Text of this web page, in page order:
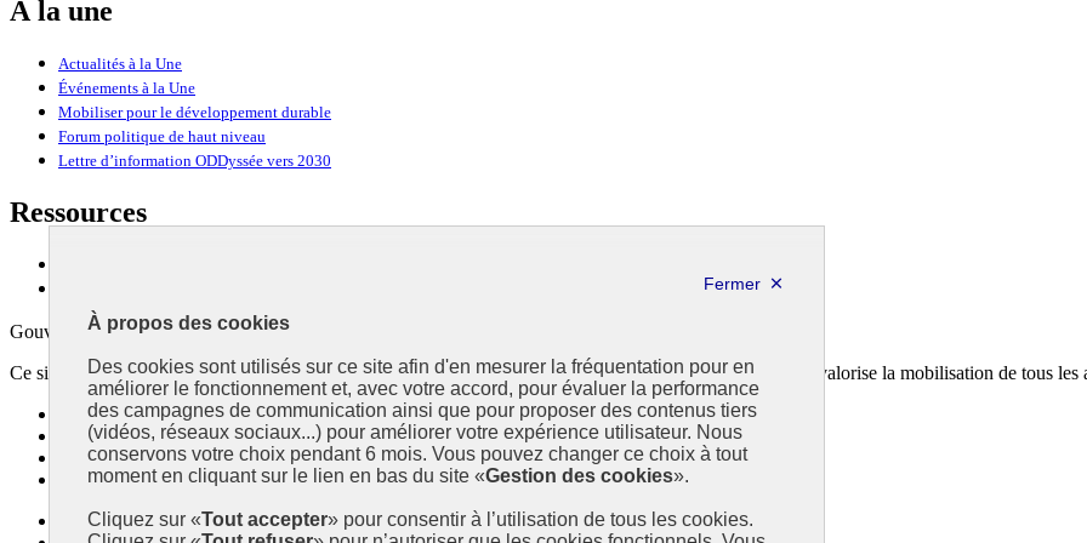
À propos des cookies
Des cookies sont utilisés sur ce site afin d'en mesurer la fréquentation pour en
améliorer le fonctionnement et, avec votre accord, pour évaluer la performance
des campagnes de communication ainsi que pour proposer des contenus tiers
(vidéos, réseaux sociaux...) pour améliorer votre expérience utilisateur. Nous
conservons votre choix pendant 6 mois. Vous pouvez changer ce choix à tout
moment en cliquant sur le lien en bas du site «Gestion des cookies».
Cliquez sur «Tout accepter» pour consentir à l’utilisation de tous les cookies.
À la une
Actualités à la Une
Événements à la Une
Mobiliser pour le développement durable
Forum politique de haut niveau
Lettre d’information ODDyssée vers 2030
Ressources
Gouvernement
Ce site propose l’information de référence concernant l’Agenda 2030 et la feuille de route de la France. Il valorise la mobilisation de tous les
info.gouv.fr- ouvre une nouvelle fenêtre
service-public.fr- ouvre une nouvelle fenêtre
legifrance.gouv.fr- ouvre une nouvelle fenêtre
data.gouv.fr- ouvre une nouvelle fenêtre
Plan du site